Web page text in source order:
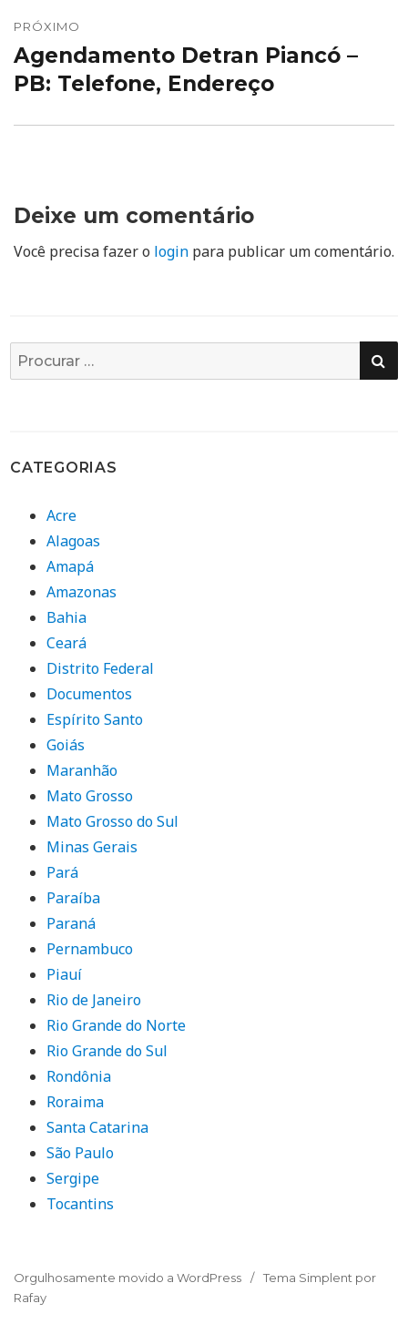
PRÓXIMO
Próximo
post:
Agendamento Detran Piancó –
PB: Telefone, Endereço
Deixe um comentário
Você precisa fazer o login para publicar um comentário.
Busca
por:
CATEGORIAS
Acre
Alagoas
Amapá
Amazonas
Bahia
Ceará
Distrito Federal
Documentos
Espírito Santo
Goiás
Maranhão
Mato Grosso
Mato Grosso do Sul
Minas Gerais
Pará
Paraíba
Paraná
Pernambuco
Piauí
Rio de Janeiro
Rio Grande do Norte
Rio Grande do Sul
Rondônia
Roraima
Santa Catarina
São Paulo
Sergipe
Tocantins
Orgulhosamente movido a WordPress
Tema Simplent por
Rafay